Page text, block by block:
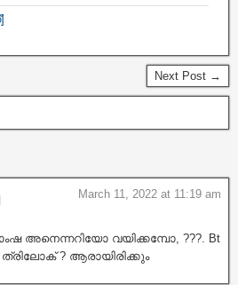
Next Post →
March 11, 2022 at 11:19 am
വയിക്കമ്പോ, ???. Bt
ത്രിലോക് ? ആരായിരിക്കും